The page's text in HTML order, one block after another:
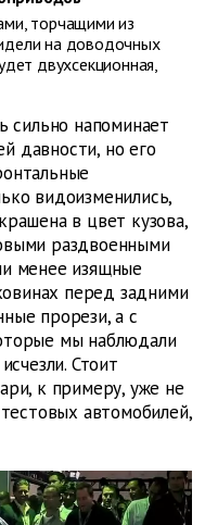
торчащими из
на доводочных
двухсекционная,
сильно напоминает
давности, но его
видоизменились,
в цвет кузова,
раздвоенными
менее изящные
перед задними
прорези, а с
мы наблюдали
Стоит
к примеру, уже не
автомобилей,